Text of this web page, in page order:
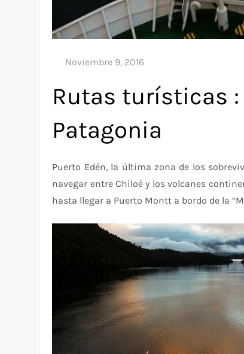
Rutas turísticas :
Patagonia
Puerto Edén, la última zona de los
navegar entre Chiloé y los volcanes
hasta llegar a Puerto Montt a bordo de la